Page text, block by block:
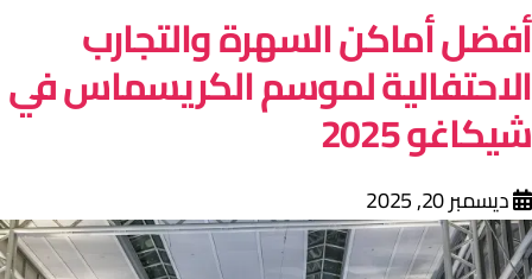
أماكن السهرة والتجارب
لموسم الكريسماس في
2025
ديسمبر 20, 2025